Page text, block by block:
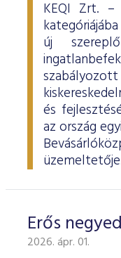
KEQI Zrt. –
új
és
az ország
Erős
2026. ápr. 01.